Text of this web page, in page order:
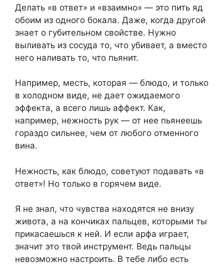
Делать «в ответ» и «взаимно» — это пить яд
обоим из одного бокала. Даже, когда другой
знает о губительном свойстве. Нужно
выливать из сосуда то, что убивает, а вместо
него наливать то, что пьянит.
Например, месть, которая — блюдо, и только
в холодном виде, не дает ожидаемого
эффекта, а всего лишь аффект. Как,
например, нежность рук — от нее пьянеешь
гораздо сильнее, чем от любого отменного
вина.
Нежность, как блюдо, советуют подавать «в
ответ»! Но только в горячем виде.
Я не знал, что чувства находятся не внизу
живота, а на кончиках пальцев, которыми ты
прикасаешься к ней. И если арфа играет,
значит это твой инструмент. Ведь пальцы
невозможно настроить. В тебе либо есть